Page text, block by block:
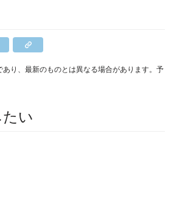
り、最新のものとは異なる場合があります。予
い